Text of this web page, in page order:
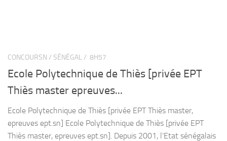
CONCOURSN / SÉNÉGAL / 8H57
Ecole Polytechnique de Thiès [privée EPT
Thiès master epreuves...
Ecole Polytechnique de Thiès [privée EPT Thiès master,
epreuves ept.sn] Ecole Polytechnique de Thiès [privée EPT
Thiès master, epreuves ept.sn]. Depuis 2001, l’Etat sénégalais